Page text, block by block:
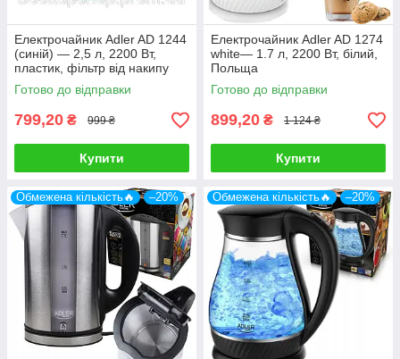
Електрочайник Adler AD 1244
(синій) — 2,5 л, 2200 Вт,
пластик, фільтр від накипу
Готово до відправки
799,20 ₴ 999 ₴
Купити
Електрочайник Adler AD 1274
white— 1.7 л, 2200 Вт, білий,
Польща
Готово до відправки
899,20 ₴ 1 124 ₴
Купити
Обмежена кількість🔥 –20% Обмежена кількість🔥 –20%